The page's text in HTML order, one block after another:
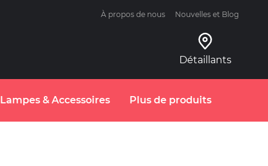
Détaillants
À propos de nous Nouvelles et Blog
Lampes & Accessoires Plus de produits